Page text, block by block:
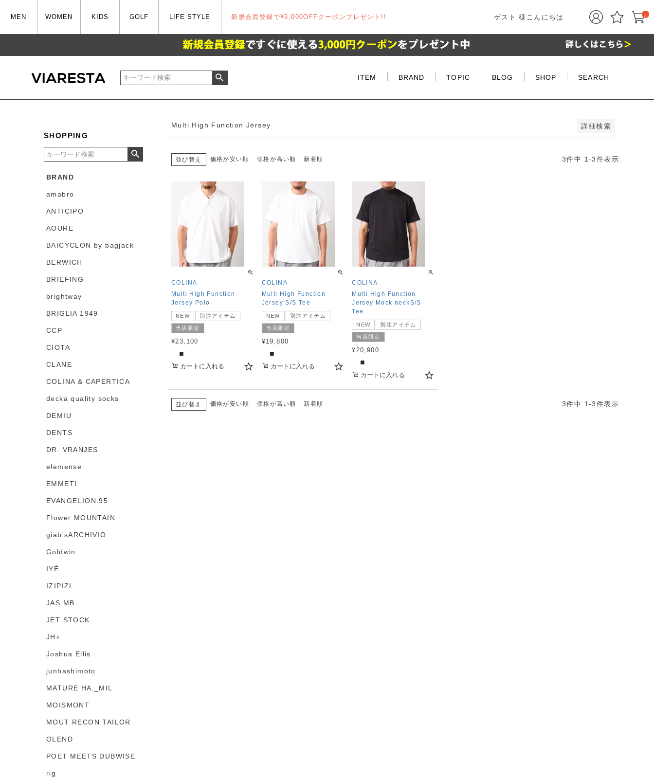
MEN WOMEN KIDS GOLF LIFE STYLE 新規会員登録で¥3,000OFFクーポンプレゼント!! ゲスト 様こんにちは 0
ITEM BRAND TOPIC BLOG SHOP SEARCH
SHOPPING
BRAND
amabro
ANTICIPO
AOURE
BAICYCLON by bagjack
BERWICH
BRIEFING
brightway
BRIGLIA 1949
CCP
CIOTA
CLANE
COLINA & CAPERTICA
decka quality socks
DEMIU
DENTS
DR. VRANJES
elemense
EMMETI
EVANGELION:95
Flower MOUNTAIN
giab'sARCHIVIO
Goldwin
IYÉ
IZIPIZI
JAS MB
JET STOCK
JH+
Joshua Ellis
junhashimoto
MATURE HA._MIL
MOISMONT
MOUT RECON TAILOR
OLEND
POET MEETS DUBWISE
rig
Multi High Function Jersey 詳細検索
在庫なし商品
在庫なし商品を表示しない
新着順
並び替え 価格が安い順 価格が高い順 新着順 3件中 1 -3件表示
COLINA
Multi High Function
Jersey Polo
NEW 別注アイテム
当店限定
¥23,100
■
カートに入れる
COLINA
Multi High Function
Jersey S/S Tee
NEW 別注アイテム
当店限定
¥19,800
■
カートに入れる
COLINA
Multi High Function
Jersey Mock neckS/S
Tee
NEW 別注アイテム
当店限定
¥20,900
■
カートに入れる
並び替え 価格が安い順 価格が高い順 新着順 3件中 1 -3件表示